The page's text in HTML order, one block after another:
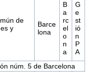
de
y
Barce
lona
B
a
rc
el
o
n
a
G
e
st
ió
n
P
A
núm. 5 de Barcelona